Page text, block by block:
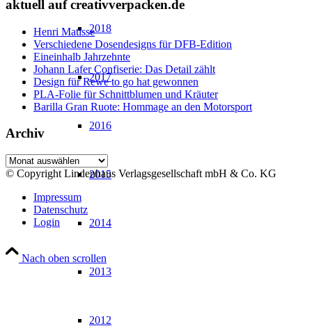
2018
2017
2016
2015
2014
2013
2012
aktuell auf creativverpacken.de
Henri Matisse
Verschiedene Dosendesigns für DFB-Edition
Eineinhalb Jahrzehnte
Johann Lafer Confiserie: Das Detail zählt
Design für Rewe to go hat gewonnen
PLA-Folie für Schnittblumen und Kräuter
Barilla Gran Ruote: Hommage an den Motorsport
Archiv
Archiv
© Copyright Lindenhaus Verlagsgesellschaft mbH & Co. KG
Impressum
Datenschutz
Login
Nach oben scrollen